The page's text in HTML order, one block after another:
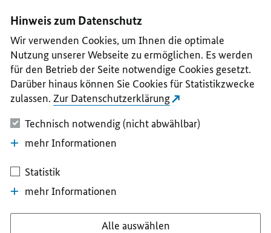
II
III
IV
V
Hinweis zum Datenschutz
Wir verwenden Cookies, um Ihnen die optimale
Nutzung unserer Webseite zu ermöglichen. Es werden
für den Betrieb der Seite notwendige Cookies gesetzt.
Darüber hinaus können Sie Cookies für Statistikzwecke
zulassen. Zur Datenschutzerklärung
Technisch notwendig (nicht abwählbar)
mehr Informationen
Statistik
mehr Informationen
Alle auswählen